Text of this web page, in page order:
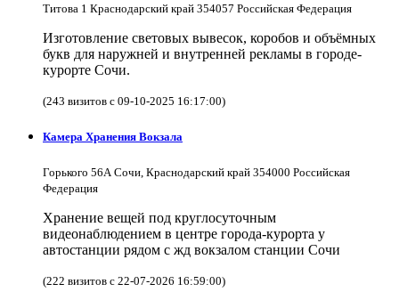
Титова 1 Краснодарский край 354057 Российская Федерация
Изготовление световых вывесок, коробов и объёмных
букв для наружней и внутренней рекламы в городе-
курорте Сочи.
(243 визитов с 09-10-2025 16:17:00)
Камера Хранения Вокзала
Горького 56А Сочи, Краснодарский край 354000 Российская
Федерация
Хранение вещей под круглосуточным
видеонаблюдением в центре города-курорта у
автостанции рядом с жд вокзалом станции Сочи
(222 визитов с 22-07-2026 16:59:00)